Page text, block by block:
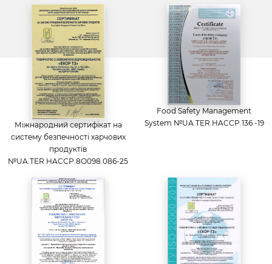
Міжнародний сертифікат на
систему безпечності харчових
продуктів
№UA.TER.HACCP.8O098.086-25
Food Safety Management
System №UA.TER.HACCP.136 -19